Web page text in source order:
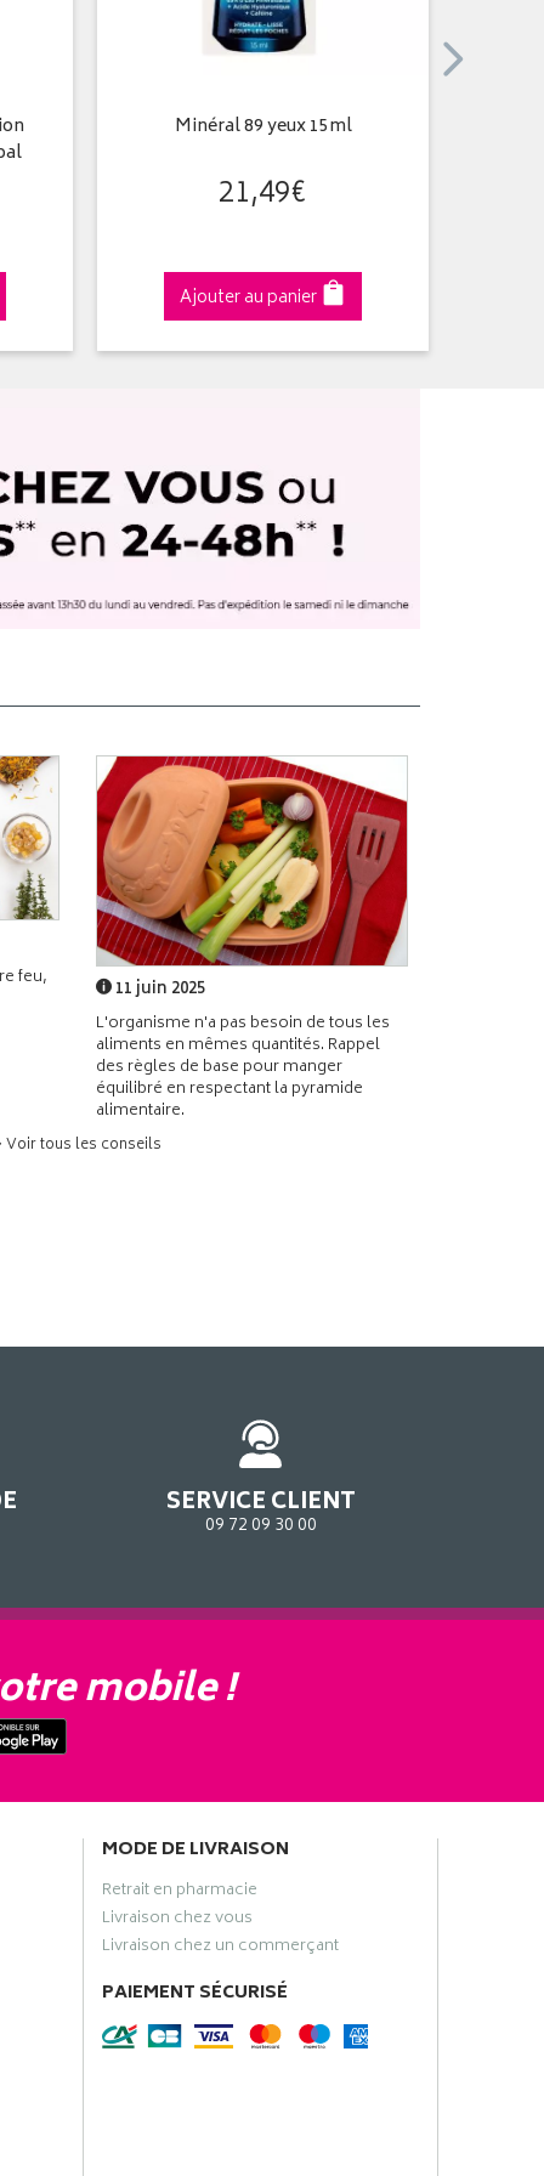
Minéral 89 yeux 15ml
21,49€
Ajouter au panier
feu,
11 juin 2025
L'organisme n'a pas besoin de tous les
aliments en mêmes quantités. Rappel
des règles de base pour manger
équilibré en respectant la pyramide
alimentaire.
Voir tous les conseils
SERVICE CLIENT
09 72 09 30 00
mobile !
MODE DE LIVRAISON
Retrait en pharmacie
Livraison chez vous
Livraison chez un commerçant
PAIEMENT SÉCURISÉ